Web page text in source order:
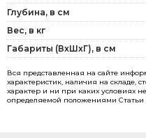
Глубина, в см
Вес, в кг
Габариты (ВxШxГ), в см
Вся представленная на сайте
характеристик, наличия на складе,
характер и ни при каких условиях
определяемой положениями Статьи